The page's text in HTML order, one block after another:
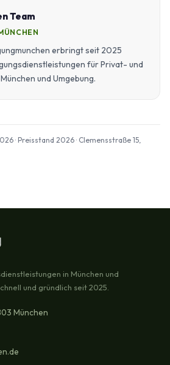
Team
erbringt seit 2025
für Privat- und
und Umgebung.
· Preisstand 2026 · Clemensstraße 15,
in München und
und gründlich seit 2025.
München